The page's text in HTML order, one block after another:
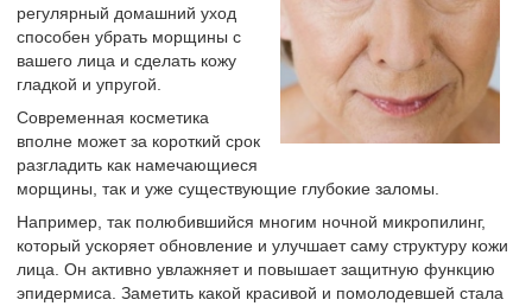
регулярный домашний уход
способен убрать морщины с
вашего лица и сделать кожу
гладкой и упругой.
Современная косметика
вполне может за короткий срок
разгладить как намечающиеся
морщины, так и уже существующие глубокие заломы.
Например, так полюбившийся многим ночной микропилинг,
который ускоряет обновление и улучшает саму структуру кожи
лица. Он активно увлажняет и повышает защитную функцию
эпидермиса. Заметить какой красивой и помолодевшей стала